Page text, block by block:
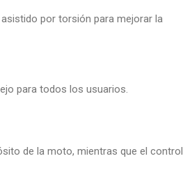
por torsión para mejorar la
para todos los usuarios.
de la moto, mientras que el control